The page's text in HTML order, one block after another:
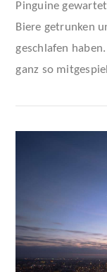
Pinguine
Biere getrunken
geschlafen
ganz so